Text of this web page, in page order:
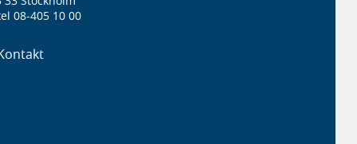
08-405 10 00